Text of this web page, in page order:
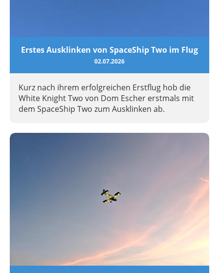
Erstes Ausklinken von SpaceShip Two im Flug
02.07.2026
Kurz nach ihrem erfolgreichen Erstflug hob die
White Knight Two von Dom Escher erstmals mit
dem SpaceShip Two zum Ausklinken ab.